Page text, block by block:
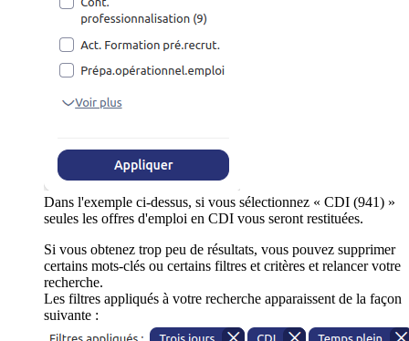
Dans l'exemple ci-dessus, si vous sélectionnez « CDI (941) »
seules les offres d'emploi en CDI vous seront restituées.
Si vous obtenez trop peu de résultats, vous pouvez supprimer
certains mots-clés ou certains filtres et critères et relancer votre
recherche.
Les filtres appliqués à votre recherche apparaissent de la façon
suivante :